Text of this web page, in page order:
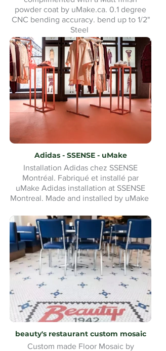
powder coat by uMake.ca. 0.1 degree
CNC bending accuracy. bend up to 1/2"
Steel
Adidas - SSENSE - uMake
Installation Adidas chez SSENSE
Montréal. Fabriqué et installé par
uMake Adidas installation at SSENSE
Montreal. Made and installed by uMake
beauty's restaurant custom mosaic
Custom made Floor Mosaic by